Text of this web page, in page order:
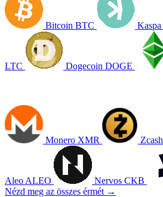
Bitcoin BTC Kaspa
LTC Dogecoin DOGE
Monero XMR Zcash
Aleo ALEO Nervos CKB
Nézd meg az összes érmét →